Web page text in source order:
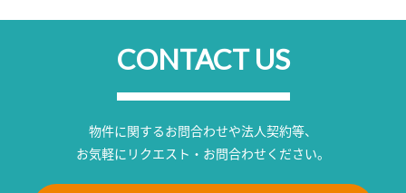
CONTACT US
物件に関するお問合わせや法人契約等、
お気軽にリクエスト・お問合わせください。